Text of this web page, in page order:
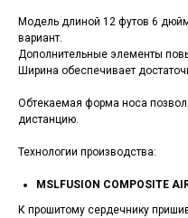
Модель длиной 12 футов 6
вариант.
Дополнительные элементы
Ширина обеспечивает
Обтекаемая форма носа
дистанцию.
Технологии производства:
MSLFUSION COMPOSITE
К прошитому сердечнику